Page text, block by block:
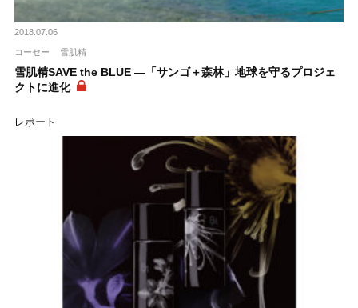
2018.07.06
コーセー 雪肌精
雪肌精SAVE the BLUE ―「サンゴ＋森林」地球を守るプロジェ
クトに進化
レポート